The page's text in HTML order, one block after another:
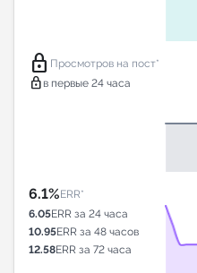
lock Просмотров на пост*
lock в первые 24 часа
6.1%ERR*
6.05ERR за 24 часа
10.95ERR за 48 часов
12.58ERR за 72 часа